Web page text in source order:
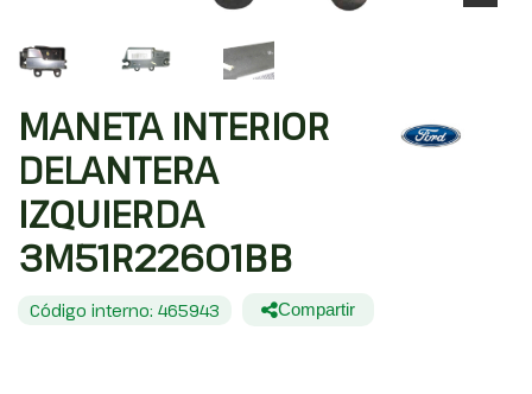
MANETA INTERIOR
DELANTERA
IZQUIERDA
3M51R22601BB
Código interno: 465943 Compartir